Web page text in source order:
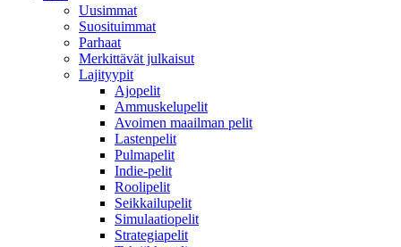
Uusimmat
Suosituimmat
Parhaat
Merkittävät julkaisut
Lajityypit
Ajopelit
Ammuskelupelit
Avoimen maailman pelit
Lastenpelit
Pulmapelit
Indie-pelit
Roolipelit
Seikkailupelit
Simulaatiopelit
Strategiapelit